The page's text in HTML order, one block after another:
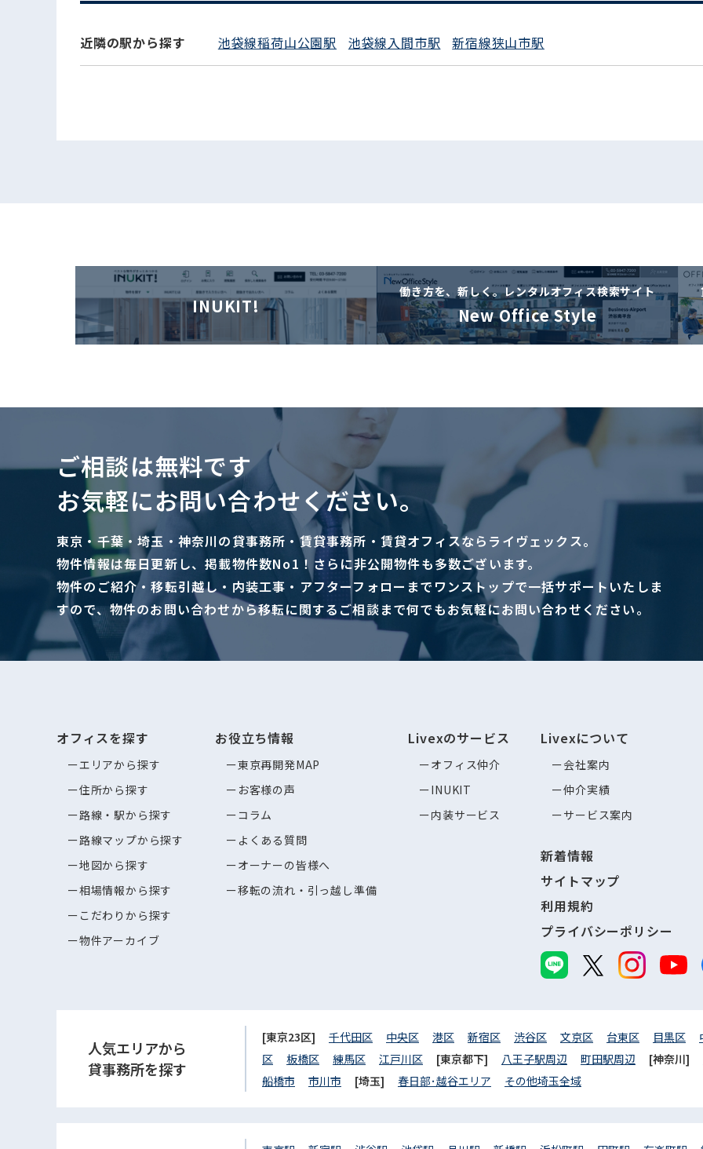
近隣の駅から探す 池袋線稲荷山公園駅 池袋線入間市駅 新宿線狭山市駅
INUKIT!
働き方を、新しく。レンタルオフィス検索サイト
New Office Style
ご相談は無料です
お気軽にお問い合わせください。
東京・千葉・埼玉・神奈川の貸事務所・賃貸事務所・賃貸オフィスならライヴェックス。
物件情報は毎日更新し、掲載物件数No1！さらに非公開物件も多数ございます。
物件のご紹介・移転引越し・内装工事・アフターフォローまでワンストップで一括サポートいたしま
すので、物件のお問い合わせから移転に関するご相談まで何でもお気軽にお問い合わせください。
オフィスを探す
エリアから探す
住所から探す
路線・駅から探す
路線マップから探す
地図から探す
相場情報から探す
こだわりから探す
物件アーカイブ
お役立ち情報
東京再開発MAP
お客様の声
コラム
よくある質問
オーナーの皆様へ
移転の流れ・引っ越し準備
Livexのサービス
オフィス仲介
INUKIT
内装サービス
Livexについて
会社案内
仲介実績
サービス案内
新着情報
サイトマップ
利用規約
プライバシーポリシー
人気エリアから
貸事務所を探す
[東京23区] 千代田区 中央区 港区 新宿区 渋谷区 文京区 台東区 目黒区
区
板橋区 練馬区 江戸川区 [東京都下] 八王子駅周辺 町田駅周辺 [神奈川]
船橋市
市川市 [埼玉] 春日部･越谷エリア その他埼玉全域